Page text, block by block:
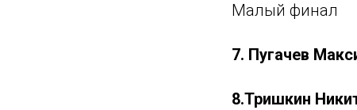
Малый финал
7. Пугачев
8.Тришкин